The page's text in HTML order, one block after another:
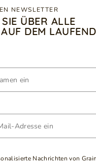
NEWSLETTER
ÜBER ALLE
DEM
Nachrichten von